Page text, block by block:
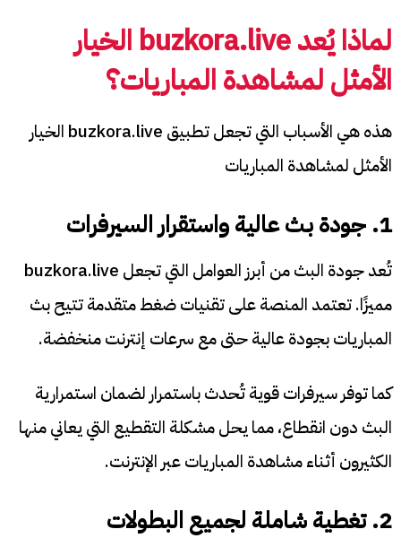
لماذا يُعد buzkora.live الخيار
الأمثل لمشاهدة المباريات؟
هذه هي الأسباب التي تجعل تطبيق buzkora.live الخيار
الأمثل لمشاهدة المباريات
1. جودة بث عالية واستقرار السيرفرات
تُعد جودة البث من أبرز العوامل التي تجعل buzkora.live
مميزًا. تعتمد المنصة على تقنيات ضغط متقدمة تتيح بث
المباريات بجودة عالية حتى مع سرعات إنترنت منخفضة.
كما توفر سيرفرات قوية تُحدث باستمرار لضمان استمرارية
البث دون انقطاع، مما يحل مشكلة التقطيع التي يعاني منها
الكثيرون أثناء مشاهدة المباريات عبر الإنترنت.
2. تغطية شاملة لجميع البطولات